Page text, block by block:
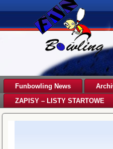
Funbowling News
ZAPISY – LISTY STARTOWE